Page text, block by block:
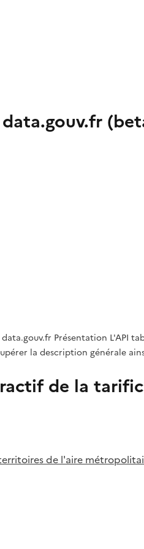
Présentation L'API
la description générale
de la
de l'aire